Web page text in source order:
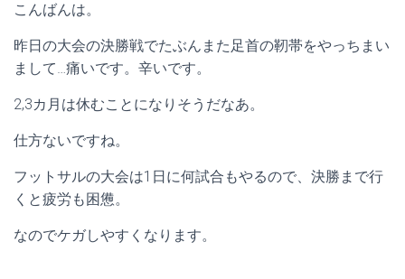
こんばんは。
昨日の大会の決勝戦でたぶんまた足首の靭帯をやっちまい
まして…痛いです。辛いです。
2,3カ月は休むことになりそうだなあ。
仕方ないですね。
フットサルの大会は1日に何試合もやるので、決勝まで行
くと疲労も困憊。
なのでケガしやすくなります。